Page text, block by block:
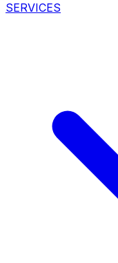
SERVICES